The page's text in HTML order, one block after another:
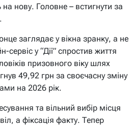
нову. Головне – встигнути за
заглядає у вікна зранку, а не
у “Дії” спростив життя
призовного віку шлях
49,92 грн за своєчасну зміну
на 2026 рік.
та вільний вибір місця
а фіксація факту. Тепер